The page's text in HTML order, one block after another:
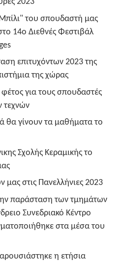
του σπουδαστή μας
14ο Διεθνές Φεστιβάλ
επιτυχόντων 2023 της
της χώρας
φέτος για τους σπουδαστές
τεχνών
θα γίνουν τα μαθήματα το
Σχολής Κεραμικής το
μας στις Πανελλήνιες 2023
παράσταση των τμημάτων
Συνεδριακό Κέντρο
στα μέσα του
η ετήσια